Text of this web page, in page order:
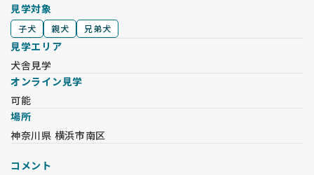
見学対象
子犬 親犬 兄弟犬
見学エリア
犬舎見学
オンライン見学
可能
場所
神奈川県 横浜市南区
コメント